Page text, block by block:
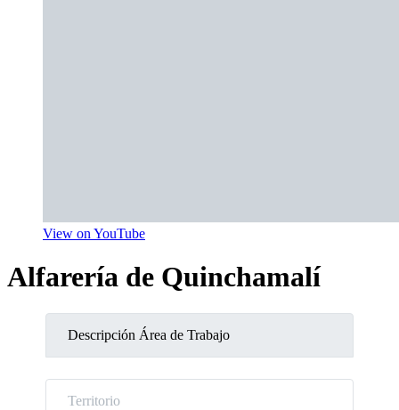
View on YouTube
Alfarería de Quinchamalí
Descripción Área de Trabajo
Territorio